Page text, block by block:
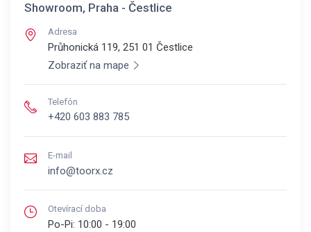
Showroom, Praha - Čestlice
Adresa
Průhonická 119, 251 01 Čestlice
Zobraziť na mape
Telefón
+420 603 883 785
E-mail
info@toorx.cz
Otevírací doba
Po-Pi: 10:00 - 19:00